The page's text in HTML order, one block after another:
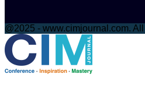
@2025 - www.cimjournal.com.